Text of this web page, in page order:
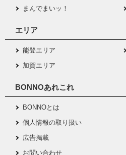
まんでまいッ！
エリア
能登エリア
加賀エリア
BONNOあれこれ
BONNOとは
個人情報の取り扱い
広告掲載
お問い合わせ